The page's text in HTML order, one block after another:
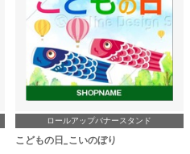
ロールアップバナースタンド
こどもの日_こいのぼり